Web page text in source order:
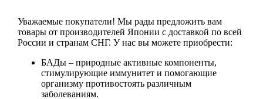
Уважаемые покупатели! Мы рады предложить вам
товары от производителей Японии с доставкой по всей
России и странам СНГ. У нас вы можете приобрести:
БАДы– природные активные компоненты,
стимулирующие иммунитет и помогающие
организму противостоять различным
заболеваниям.